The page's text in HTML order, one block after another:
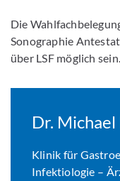
Die
Sonographie
über LSF möglich sein.
Dr.
Klinik für
Infektiologie –